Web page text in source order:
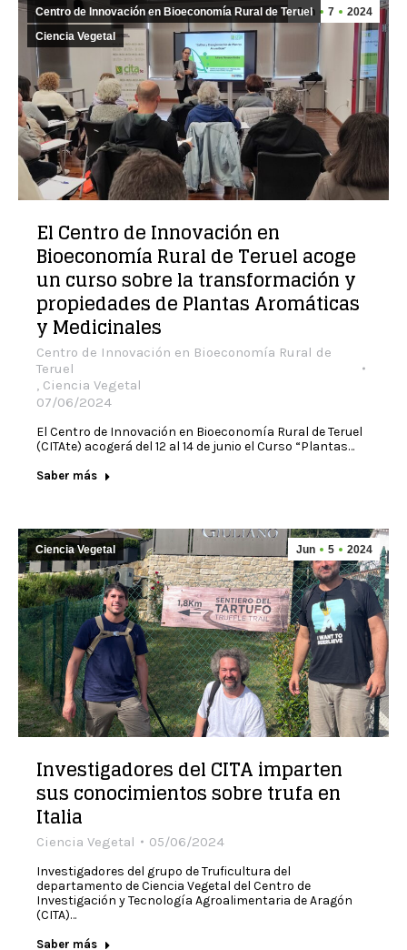
Jun 7 2024
Centro de Innovación en Bioeconomía Rural de Teruel
Ciencia Vegetal
El Centro de Innovación en
Bioeconomía Rural de Teruel acoge
un curso sobre la transformación y
propiedades de Plantas Aromáticas
y Medicinales
Centro de Innovación en Bioeconomía Rural de
Teruel
, Ciencia Vegetal
07/06/2024
El Centro de Innovación en Bioeconomía Rural de Teruel
(CITAte) acogerá del 12 al 14 de junio el Curso “Plantas…
Saber más
Jun 5 2024
Ciencia Vegetal
Investigadores del CITA imparten
sus conocimientos sobre trufa en
Italia
Ciencia Vegetal 05/06/2024
Investigadores del grupo de Truficultura del
departamento de Ciencia Vegetal del Centro de
Investigación y Tecnología Agroalimentaria de Aragón
(CITA)…
Saber más